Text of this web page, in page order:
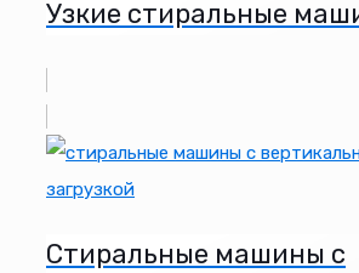
Узкие стиральные
Стиральные машины с